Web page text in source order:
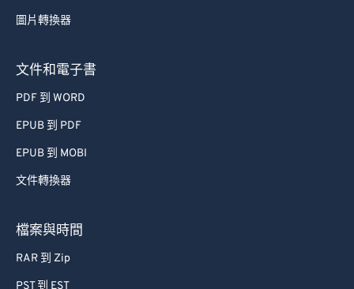
圖片轉換器
文件和電子書
PDF 到 WORD
EPUB 到 PDF
EPUB 到 MOBI
文件轉換器
檔案與時間
RAR 到 Zip
PST 到 EST